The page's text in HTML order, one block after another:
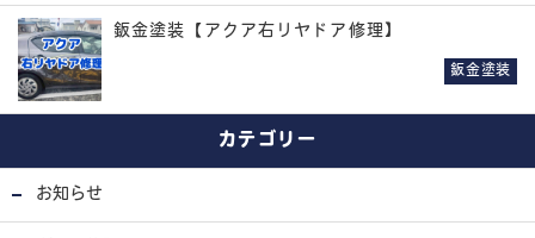
鈑金塗装【アクア右リヤドア修理】
鈑金塗装
カテゴリー
お知らせ